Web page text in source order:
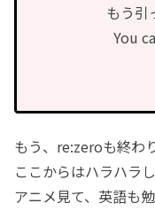
もう引
You
もう、re:zeroも終わ
ここからはハラハラ
アニメ見て、英語も